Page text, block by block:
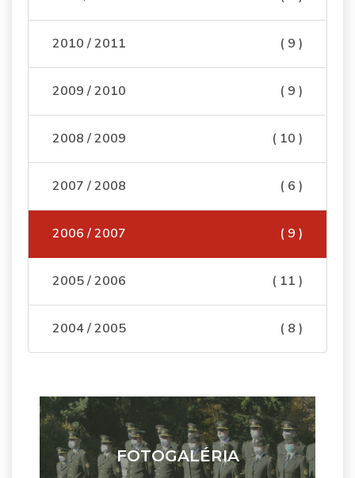
2010 / 2011 ( 9 )
2009 / 2010 ( 9 )
2008 / 2009 ( 10 )
2007 / 2008 ( 6 )
2006 / 2007 ( 9 )
2005 / 2006 ( 11 )
2004 / 2005 ( 8 )
FOTOGALÉRIA